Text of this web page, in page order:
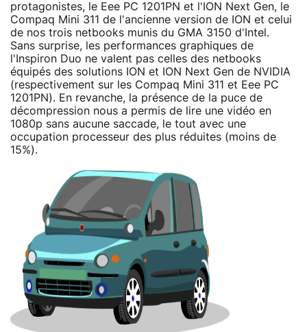
protagonistes, le Eee PC 1201PN et l'ION Next Gen, le
Compaq Mini 311 de l'ancienne version de ION et celui
de nos trois netbooks munis du GMA 3150 d'Intel.
Sans surprise, les performances graphiques de
l'Inspiron Duo ne valent pas celles des netbooks
équipés des solutions ION et ION Next Gen de NVIDIA
(respectivement sur les Compaq Mini 311 et Eee PC
1201PN). En revanche, la présence de la puce de
décompression nous a permis de lire une vidéo en
1080p sans aucune saccade, le tout avec une
occupation processeur des plus réduites (moins de
15%).